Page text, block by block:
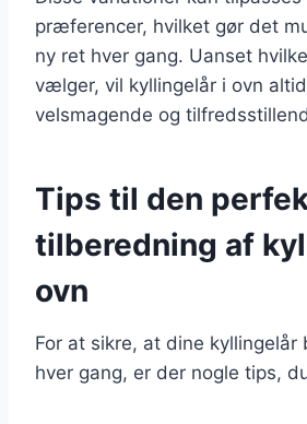
præferencer, hvilket gør det
ny ret hver gang. Uanset
vælger, vil kyllingelår i ovn
velsmagende og
Tips til den
tilberedning af
ovn
For at sikre, at dine kyllingelår
hver gang, er der nogle tips,